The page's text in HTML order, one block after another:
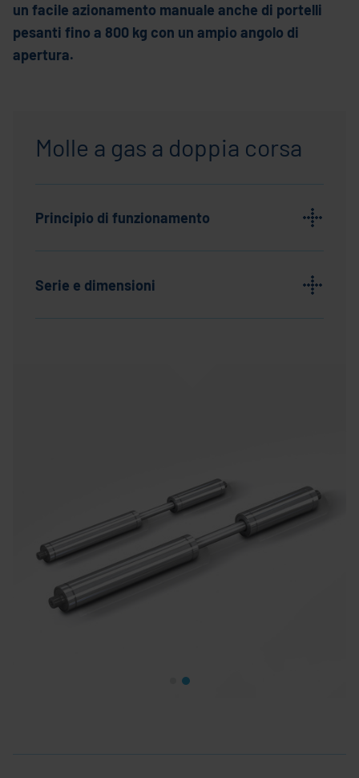
un facile azionamento manuale anche di portelli
pesanti fino a 800 kg con un ampio angolo di
apertura.
Molle a gas a doppia corsa
Principio di funzionamento
Serie e dimensioni